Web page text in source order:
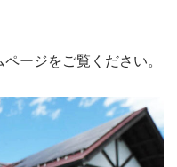
ージをご覧ください。